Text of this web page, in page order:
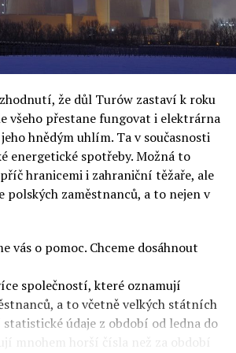
bublinu šílenců, kteří mu všechno
ptát na podrobnosti,“ řekl Rafał
týdeníku Do Rzeczy a ironicky
vedení státního hřebčince
10 plemenných koní za 600
médii oslavované jako
PiS se 14 koní prodalo za 2,5
stejnou mediální partou
polského chovu koní. Ve vidění
PiS ale určitě šlo při prodeji koní o
nelegální činnost.“
ujetá i jinde, pokračoval
aféře PiS kolem vydávání víz
dnešní opozice se nelegálně
do Polska. Byla na to dokonce
vyšetřovací komise, která přišla
220 víz do Polska bylo
uspíšeno, tedy že víza byla
že důl Turów zastaví k roku
všeho přestane fungovat i elektrárna
hnědým uhlím. Ta v současnosti
energetické spotřeby. Možná to
hranicemi i zahraniční těžaře, ale
polských zaměstnanců, a to nejen v
vás o pomoc. Chceme dosáhnout
společností, které oznamují
a to včetně velkých státních
údaje z období od ledna do
mnohem horší čísla než za období